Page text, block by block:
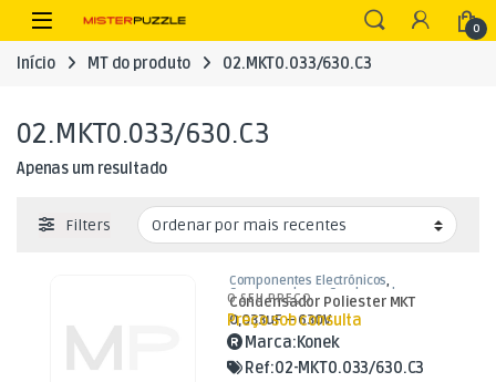
Skip to navigation
Skip to content
Open 0
Início MT do produto 02.MKT0.033/630.C3
02.MKT0.033/630.C3
Apenas um resultado
Filters
Componentes Electrónicos,
Condensadores
Condensadores
Poliester
Condensador Poliester MKT
0,033uF – 630V
O SEU PREÇO
Preço sob consulta
Marca:Konek
Ref:02-MKT0.033/630.C3